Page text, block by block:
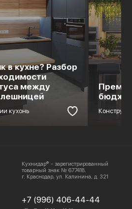
Разбор
между
Кухнидар® - зарегистрированный
товарный знак № 677418.
г. Краснодар, ул. Калинина, д. 321
+7 (996) 406-44-44